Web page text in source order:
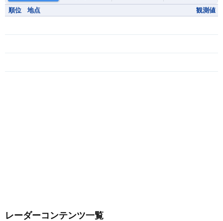
順位 地点 観測値
レーダーコンテンツ一覧